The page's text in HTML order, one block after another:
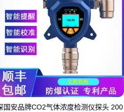
度与漏电检测精度？
救器功能)时，需要根据实际作业
检测精度。高灵敏度呼救功能在
追求灵敏度可能导致误报警，干
国安品牌CO2气体浓度检测仪探头 200